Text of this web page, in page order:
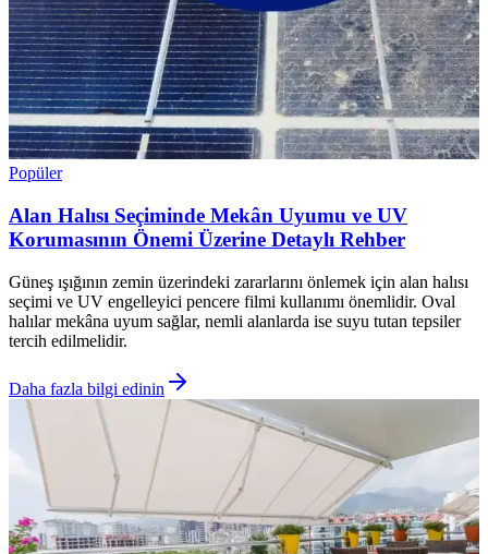
Popüler
Alan Halısı Seçiminde Mekân Uyumu ve UV
Korumasının Önemi Üzerine Detaylı Rehber
Güneş ışığının zemin üzerindeki zararlarını önlemek için alan halısı
seçimi ve UV engelleyici pencere filmi kullanımı önemlidir. Oval
halılar mekâna uyum sağlar, nemli alanlarda ise suyu tutan tepsiler
tercih edilmelidir.
Daha fazla bilgi edinin